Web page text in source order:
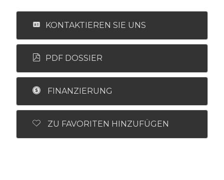
KONTAKTIEREN SIE UNS
PDF DOSSIER
FINANZIERUNG
ZU FAVORITEN HINZUFÜGEN